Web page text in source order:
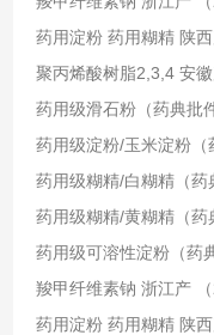
药用淀粉 药用糊精 陕
聚丙烯酸树脂2,3,4 安
药用级滑石粉（药典批
药用级淀粉/玉米淀粉（
药用级糊精/白糊精（药
药用级糊精/黄糊精（药
药用级可溶性淀粉（药
羧甲纤维素钠 浙江产
药用淀粉 药用糊精 陕